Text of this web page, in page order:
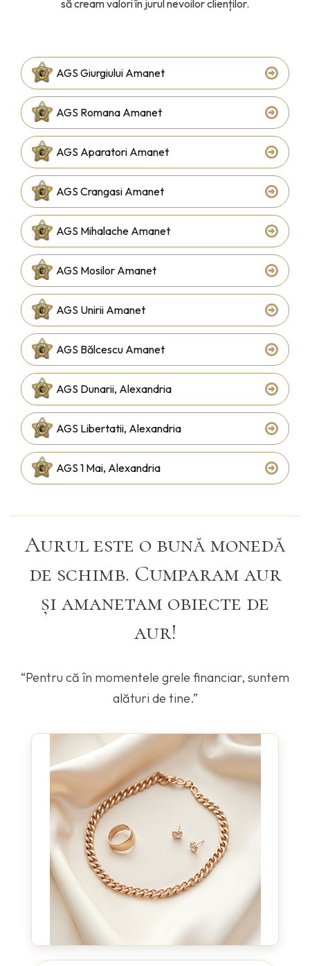
să cream valori în jurul nevoilor clienților.
AGS Giurgiului Amanet
AGS Romana Amanet
AGS Aparatori Amanet
AGS Crangasi Amanet
AGS Mihalache Amanet
AGS Mosilor Amanet
AGS Unirii Amanet
AGS Bălcescu Amanet
AGS Dunarii, Alexandria
AGS Libertatii, Alexandria
AGS 1 Mai, Alexandria
Aurul este o bună monedă
de schimb. Cumparam aur
și amanetam obiecte de
aur!
“Pentru că în momentele grele financiar, suntem
alături de tine.”